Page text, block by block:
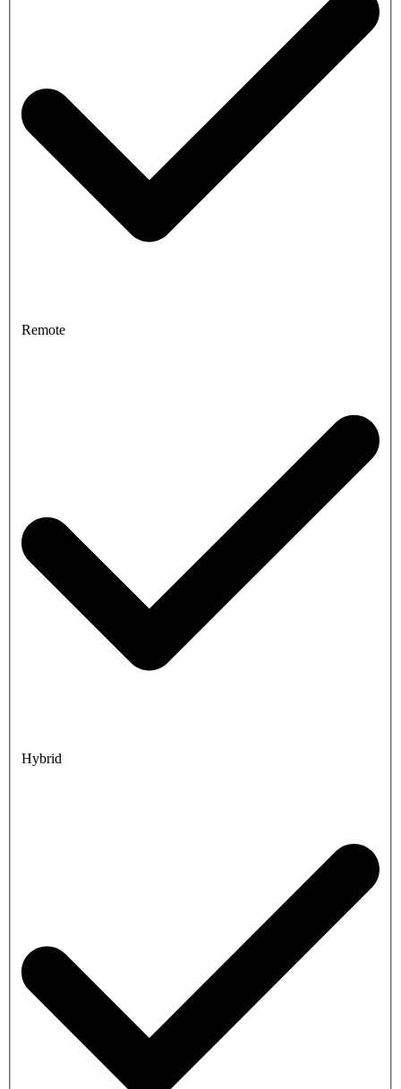
Remote
Hybrid